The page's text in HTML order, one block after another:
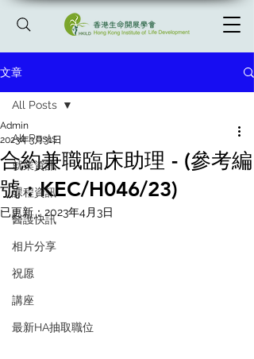
文章
All Posts
就業資訊
課程資訊
醫護快訊
相片分享
祝愿
講座
最新HA抽取職位
All Posts
合約兼職臨床助理 - (參考編
號 : KEC/H046/23)
Admin
2023年3月31日
已更新： 2023年4月3日